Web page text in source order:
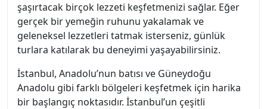
şaşırtacak birçok lezzeti keşfetmenizi sağlar. Eğer
gerçek bir yemeğin ruhunu yakalamak ve
geleneksel lezzetleri tatmak isterseniz, günlük
turlara katılarak bu deneyimi yaşayabilirsiniz.
İstanbul, Anadolu’nun batısı ve Güneydoğu
Anadolu gibi farklı bölgeleri keşfetmek için harika
bir başlangıç noktasıdır. İstanbul’un çeşitli